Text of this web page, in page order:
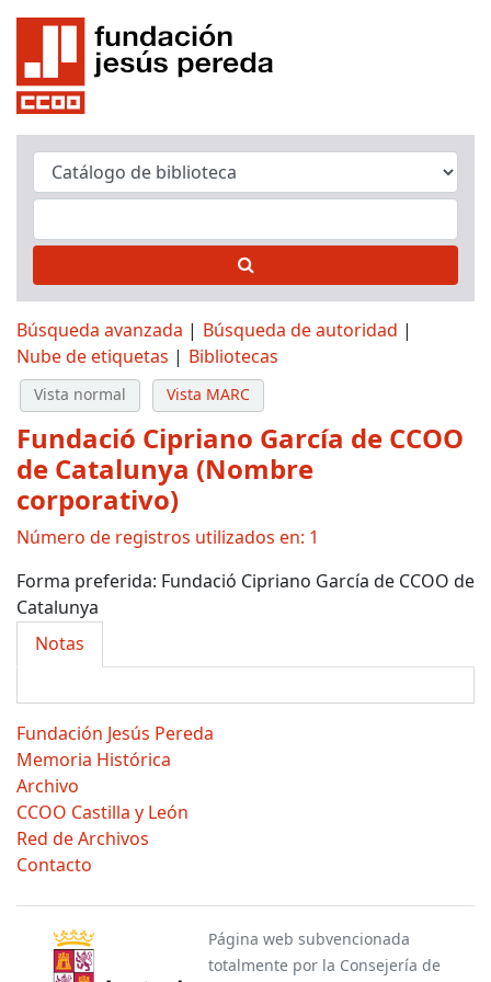
Búsqueda avanzada
Búsqueda de autoridad
Nube de etiquetas
Bibliotecas
Fundación Jesús Pereda
Memoria Histórica
Archivo
CCOO Castilla y León
Red de Archivos
Contacto
Vista normal Vista MARC
Fundació Cipriano García de CCOO
de Catalunya (Nombre
corporativo)
Número de registros utilizados en: 1
Forma preferida: Fundació Cipriano García de CCOO de
Catalunya
Notas
Página web subvencionada
totalmente por la Consejería de